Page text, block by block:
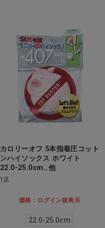
カロリーオフ 5本指着圧コット
ンハイソックス ホワイト
22.0-25.0cm…他
1足
価格：ログイン後表示
22.0-25.0cm